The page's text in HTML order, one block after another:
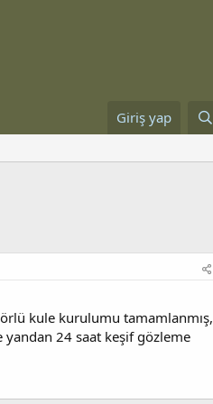
Giriş yap
kule kurulumu tamamlanmış,
24 saat keşif gözleme